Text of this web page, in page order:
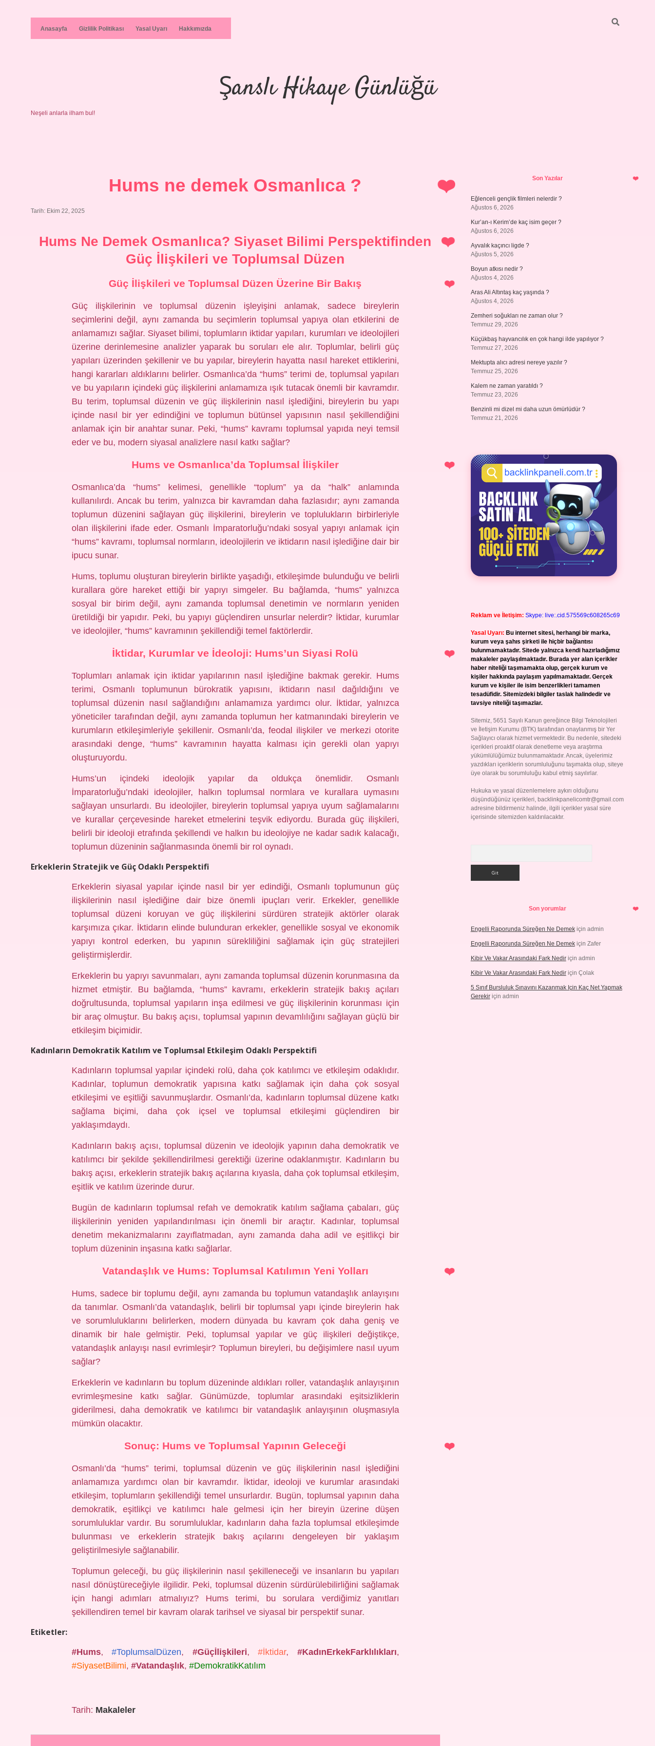
Anasayfa Gizlilik Politikası Yasal Uyarı Hakkımızda
Şanslı Hikaye Günlüğü
Neşeli anlarla ilham bul!
Hums ne demek Osmanlıca ?
Tarih: Ekim 22, 2025
Hums Ne Demek Osmanlıca? Siyaset Bilimi Perspektifinden
Güç İlişkileri ve Toplumsal Düzen
Güç İlişkileri ve Toplumsal Düzen Üzerine Bir Bakış
Güç ilişkilerinin ve toplumsal düzenin işleyişini anlamak, sadece bireylerin
seçimlerini değil, aynı zamanda bu seçimlerin toplumsal yapıya olan etkilerini de
anlamamızı sağlar. Siyaset bilimi, toplumların iktidar yapıları, kurumları ve ideolojileri
üzerine derinlemesine analizler yaparak bu soruları ele alır. Toplumlar, belirli güç
yapıları üzerinden şekillenir ve bu yapılar, bireylerin hayatta nasıl hareket ettiklerini,
hangi kararları aldıklarını belirler. Osmanlıca’da “hums” terimi de, toplumsal yapıları
ve bu yapıların içindeki güç ilişkilerini anlamamıza ışık tutacak önemli bir kavramdır.
Bu terim, toplumsal düzenin ve güç ilişkilerinin nasıl işlediğini, bireylerin bu yapı
içinde nasıl bir yer edindiğini ve toplumun bütünsel yapısının nasıl şekillendiğini
anlamak için bir anahtar sunar. Peki, “hums” kavramı toplumsal yapıda neyi temsil
eder ve bu, modern siyasal analizlere nasıl katkı sağlar?
Hums ve Osmanlıca’da Toplumsal İlişkiler
Osmanlıca’da “hums” kelimesi, genellikle “toplum” ya da “halk” anlamında
kullanılırdı. Ancak bu terim, yalnızca bir kavramdan daha fazlasıdır; aynı zamanda
toplumun düzenini sağlayan güç ilişkilerini, bireylerin ve toplulukların birbirleriyle
olan ilişkilerini ifade eder. Osmanlı İmparatorluğu’ndaki sosyal yapıyı anlamak için
“hums” kavramı, toplumsal normların, ideolojilerin ve iktidarın nasıl işlediğine dair bir
ipucu sunar.
Hums, toplumu oluşturan bireylerin birlikte yaşadığı, etkileşimde bulunduğu ve belirli
kurallara göre hareket ettiği bir yapıyı simgeler. Bu bağlamda, “hums” yalnızca
sosyal bir birim değil, aynı zamanda toplumsal denetimin ve normların yeniden
üretildiği bir yapıdır. Peki, bu yapıyı güçlendiren unsurlar nelerdir? İktidar, kurumlar
ve ideolojiler, “hums” kavramının şekillendiği temel faktörlerdir.
İktidar, Kurumlar ve İdeoloji: Hums’un Siyasi Rolü
Toplumları anlamak için iktidar yapılarının nasıl işlediğine bakmak gerekir. Hums
terimi, Osmanlı toplumunun bürokratik yapısını, iktidarın nasıl dağıldığını ve
toplumsal düzenin nasıl sağlandığını anlamamıza yardımcı olur. İktidar, yalnızca
yöneticiler tarafından değil, aynı zamanda toplumun her katmanındaki bireylerin ve
kurumların etkileşimleriyle şekillenir. Osmanlı’da, feodal ilişkiler ve merkezi otorite
arasındaki denge, “hums” kavramının hayatta kalması için gerekli olan yapıyı
oluşturuyordu.
Hums’un içindeki ideolojik yapılar da oldukça önemlidir. Osmanlı
İmparatorluğu’ndaki ideolojiler, halkın toplumsal normlara ve kurallara uymasını
sağlayan unsurlardı. Bu ideolojiler, bireylerin toplumsal yapıya uyum sağlamalarını
ve kurallar çerçevesinde hareket etmelerini teşvik ediyordu. Burada güç ilişkileri,
belirli bir ideoloji etrafında şekillendi ve halkın bu ideolojiye ne kadar sadık kalacağı,
toplumun düzeninin sağlanmasında önemli bir rol oynadı.
Erkeklerin Stratejik ve Güç Odaklı Perspektifi
Erkeklerin siyasal yapılar içinde nasıl bir yer edindiği, Osmanlı toplumunun güç
ilişkilerinin nasıl işlediğine dair bize önemli ipuçları verir. Erkekler, genellikle
toplumsal düzeni koruyan ve güç ilişkilerini sürdüren stratejik aktörler olarak
karşımıza çıkar. İktidarın elinde bulunduran erkekler, genellikle sosyal ve ekonomik
yapıyı kontrol ederken, bu yapının sürekliliğini sağlamak için güç stratejileri
geliştirmişlerdir.
Erkeklerin bu yapıyı savunmaları, aynı zamanda toplumsal düzenin korunmasına da
hizmet etmiştir. Bu bağlamda, “hums” kavramı, erkeklerin stratejik bakış açıları
doğrultusunda, toplumsal yapıların inşa edilmesi ve güç ilişkilerinin korunması için
bir araç olmuştur. Bu bakış açısı, toplumsal yapının devamlılığını sağlayan güçlü bir
etkileşim biçimidir.
Kadınların Demokratik Katılım ve Toplumsal Etkileşim Odaklı Perspektifi
Kadınların toplumsal yapılar içindeki rolü, daha çok katılımcı ve etkileşim odaklıdır.
Kadınlar, toplumun demokratik yapısına katkı sağlamak için daha çok sosyal
etkileşimi ve eşitliği savunmuşlardır. Osmanlı’da, kadınların toplumsal düzene katkı
sağlama biçimi, daha çok içsel ve toplumsal etkileşimi güçlendiren bir
yaklaşımdaydı.
Kadınların bakış açısı, toplumsal düzenin ve ideolojik yapının daha demokratik ve
katılımcı bir şekilde şekillendirilmesi gerektiği üzerine odaklanmıştır. Kadınların bu
bakış açısı, erkeklerin stratejik bakış açılarına kıyasla, daha çok toplumsal etkileşim,
eşitlik ve katılım üzerinde durur.
Bugün de kadınların toplumsal refah ve demokratik katılım sağlama çabaları, güç
ilişkilerinin yeniden yapılandırılması için önemli bir araçtır. Kadınlar, toplumsal
denetim mekanizmalarını zayıflatmadan, aynı zamanda daha adil ve eşitlikçi bir
toplum düzeninin inşasına katkı sağlarlar.
Vatandaşlık ve Hums: Toplumsal Katılımın Yeni Yolları
Hums, sadece bir toplumu değil, aynı zamanda bu toplumun vatandaşlık anlayışını
da tanımlar. Osmanlı’da vatandaşlık, belirli bir toplumsal yapı içinde bireylerin hak
ve sorumluluklarını belirlerken, modern dünyada bu kavram çok daha geniş ve
dinamik bir hale gelmiştir. Peki, toplumsal yapılar ve güç ilişkileri değiştikçe,
vatandaşlık anlayışı nasıl evrimleşir? Toplumun bireyleri, bu değişimlere nasıl uyum
sağlar?
Erkeklerin ve kadınların bu toplum düzeninde aldıkları roller, vatandaşlık anlayışının
evrimleşmesine katkı sağlar. Günümüzde, toplumlar arasındaki eşitsizliklerin
giderilmesi, daha demokratik ve katılımcı bir vatandaşlık anlayışının oluşmasıyla
mümkün olacaktır.
Sonuç: Hums ve Toplumsal Yapının Geleceği
Osmanlı’da “hums” terimi, toplumsal düzenin ve güç ilişkilerinin nasıl işlediğini
anlamamıza yardımcı olan bir kavramdır. İktidar, ideoloji ve kurumlar arasındaki
etkileşim, toplumların şekillendiği temel unsurlardır. Bugün, toplumsal yapının daha
demokratik, eşitlikçi ve katılımcı hale gelmesi için her bireyin üzerine düşen
sorumluluklar vardır. Bu sorumluluklar, kadınların daha fazla toplumsal etkileşimde
bulunması ve erkeklerin stratejik bakış açılarını dengeleyen bir yaklaşım
geliştirilmesiyle sağlanabilir.
Toplumun geleceği, bu güç ilişkilerinin nasıl şekilleneceği ve insanların bu yapıları
nasıl dönüştüreceğiyle ilgilidir. Peki, toplumsal düzenin sürdürülebilirliğini sağlamak
için hangi adımları atmalıyız? Hums terimi, bu sorulara verdiğimiz yanıtları
şekillendiren temel bir kavram olarak tarihsel ve siyasal bir perspektif sunar.
Etiketler:
#Hums,#ToplumsalDüzen, #Güçİlişkileri,#İktidar, #KadınErkekFarklılıkları,
#SiyasetBilimi, #Vatandaşlık, #DemokratikKatılım
Tarih: Makaleler
SidebarSon Yazılar
Eğlenceli gençlik filmleri nelerdir ?
Ağustos 6, 2026
Kur’an-ı Kerim’de kaç isim geçer ?
Ağustos 6, 2026
Ayvalık kaçıncı ligde ?
Ağustos 5, 2026
Boyun atkısı nedir ?
Ağustos 4, 2026
Aras Ali Altıntaş kaç yaşında ?
Ağustos 4, 2026
Zemheri soğukları ne zaman olur ?
Temmuz 29, 2026
Küçükbaş hayvancılık en çok hangi ilde yapılıyor ?
Temmuz 27, 2026
Mektupta alıcı adresi nereye yazılır ?
Temmuz 25, 2026
Kalem ne zaman yaratıldı ?
Temmuz 23, 2026
Benzinli mi dizel mi daha uzun ömürlüdür ?
Temmuz 21, 2026
Reklam ve İletişim: Skype: live:.cid.575569c608265c69
Yasal Uyarı: Bu internet sitesi, herhangi bir marka,
kurum veya şahıs şirketi ile hiçbir bağlantısı
bulunmamaktadır. Sitede yalnızca kendi hazırladığımız
makaleler paylaşılmaktadır. Burada yer alan içerikler
haber niteliği taşımamakta olup, gerçek kurum ve
kişiler hakkında paylaşım yapılmamaktadır. Gerçek
kurum ve kişiler ile isim benzerlikleri tamamen
tesadüfidir. Sitemizdeki bilgiler taslak halindedir ve
tavsiye niteliği taşımazlar.
Sitemiz, 5651 Sayılı Kanun gereğince Bilgi Teknolojileri
ve İletişim Kurumu (BTK) tarafından onaylanmış bir Yer
Sağlayıcı olarak hizmet vermektedir. Bu nedenle, sitedeki
içerikleri proaktif olarak denetleme veya araştırma
yükümlülüğümüz bulunmamaktadır. Ancak, üyelerimiz
yazdıkları içeriklerin sorumluluğunu taşımakta olup, siteye
üye olarak bu sorumluluğu kabul etmiş sayılırlar.
Hukuka ve yasal düzenlemelere aykırı olduğunu
düşündüğünüz içerikleri, backlinkpanelicomtr@gmail.com
adresine bildirmeniz halinde, ilgili içerikler yasal süre
içerisinde sitemizden kaldırılacaktır.
Son yorumlar
Engelli Raporunda Süreğen Ne Demekiçin admin
Engelli Raporunda Süreğen Ne Demekiçin Zafer
Kibir Ve Vakar Arasındaki Fark Nediriçin admin
Kibir Ve Vakar Arasındaki Fark Nediriçin Çolak
5 Sınıf Bursluluk Sınavını Kazanmak Için Kaç Net Yapmak
Gerekiriçin admin